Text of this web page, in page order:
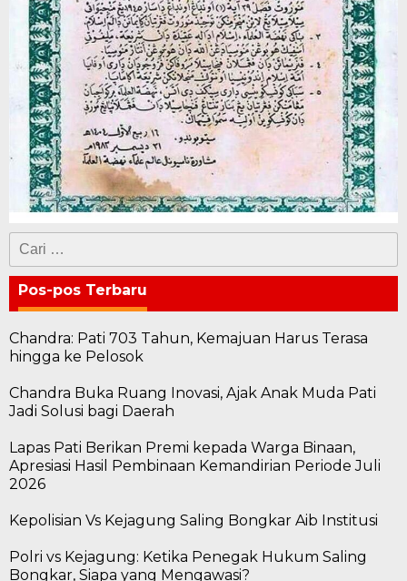
Cari
untuk:
Pos-pos Terbaru
Chandra: Pati 703 Tahun, Kemajuan Harus Terasa
hingga ke Pelosok
Chandra Buka Ruang Inovasi, Ajak Anak Muda Pati
Jadi Solusi bagi Daerah
Lapas Pati Berikan Premi kepada Warga Binaan,
Apresiasi Hasil Pembinaan Kemandirian Periode Juli
2026
Kepolisian Vs Kejagung Saling Bongkar Aib Institusi
Polri vs Kejagung: Ketika Penegak Hukum Saling
Bongkar, Siapa yang Mengawasi?